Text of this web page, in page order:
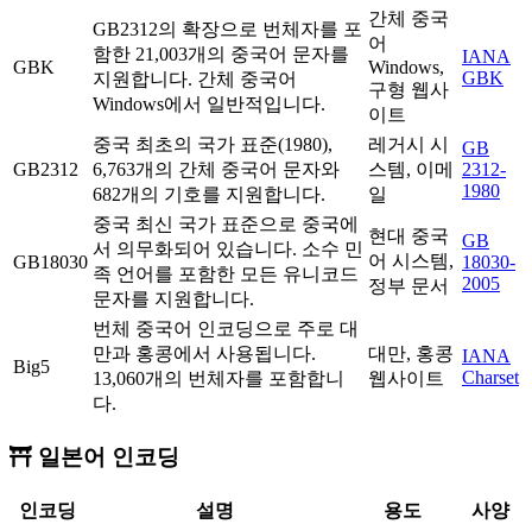
GBK
GB2312의 확장으로 번체자를 포
함한 21,003개의 중국어 문자를
지원합니다. 간체 중국어
Windows에서 일반적입니다.
간체 중국
어
Windows,
구형 웹사
이트
IANA
GBK
GB2312
중국 최초의 국가 표준(1980),
6,763개의 간체 중국어 문자와
682개의 기호를 지원합니다.
레거시 시
스템, 이메
일
GB
2312-
1980
GB18030
중국 최신 국가 표준으로 중국에
서 의무화되어 있습니다. 소수 민
족 언어를 포함한 모든 유니코드
문자를 지원합니다.
현대 중국
어 시스템,
정부 문서
GB
18030-
2005
Big5
번체 중국어 인코딩으로 주로 대
만과 홍콩에서 사용됩니다.
13,060개의 번체자를 포함합니
다.
대만, 홍콩
웹사이트
IANA
Charset
일본어 인코딩
인코딩 설명 용도 사양